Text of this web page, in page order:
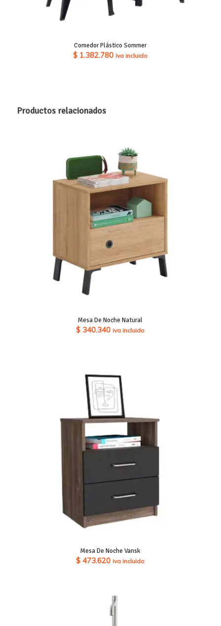
Comedor Plástico Sommer
$ 1.382.780 iva incluido
Productos relacionados
Mesa De Noche Natural
$ 340.340 iva incluido
Mesa De Noche Vansk
$ 473.620 iva incluido